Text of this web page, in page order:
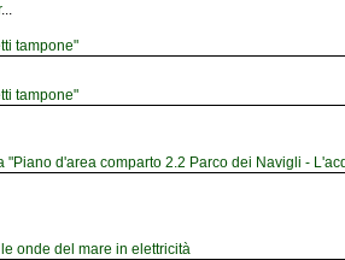
...
tampone"
tampone"
"Piano d'area comparto 2.2 Parco dei Navigli -
onde del mare in elettricità